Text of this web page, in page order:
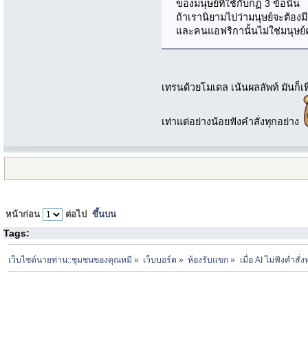
ของมนุษย์ที่ใช้กับกฏ 3 ข้อนั่น
ถ้าเรานิยามไปว่ามนุษย์จะต้อง
และคนแอฟริกานั้นไม่ใช่มนุษย์
เทรนด้วยโมเดล เน้นผลลัพท์ มันก็
เท่าแต่อย่างน้อยฟังคำสั่งทุกอย่าง
หน้าก่อน ต่อไป ขึ้นบน
Tags:
เว็บไซต์นายท่าน::ชุมชนของคุณหมี » เว็บบอร์ด » ห้องรับแขก » เมื่อ AI ไม่ฟังค่ำสั่